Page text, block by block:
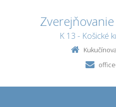
K 13 - Košické